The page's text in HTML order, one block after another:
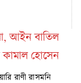
আইন বাতিল
হোসেন
রাণী রাসমনি